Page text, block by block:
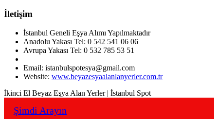
İletişim
İstanbul Geneli Eşya Alımı Yapılmaktadır
Anadolu Yakası Tel: 0 542 541 06 06
Avrupa Yakası Tel: 0 532 785 53 51
Email: istanbulspotesya@gmail.com
Website: www.beyazesyaalanlanyerler.com.tr
İkinci El Beyaz Eşya Alan Yerler | İstanbul Spot
Şimdi Arayın